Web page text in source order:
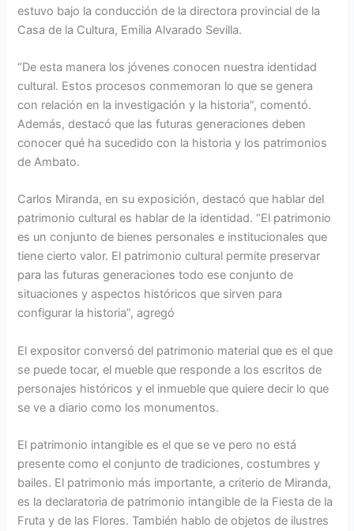
estuvo bajo la conducción de la directora provincial de la
Casa de la Cultura, Emilia Alvarado Sevilla.
“De esta manera los jóvenes conocen nuestra identidad
cultural. Estos procesos conmemoran lo que se genera
con relación en la investigación y la historia”, comentó.
Además, destacó que las futuras generaciones deben
conocer qué ha sucedido con la historia y los patrimonios
de Ambato.
Carlos Miranda, en su exposición, destacó que hablar del
patrimonio cultural es hablar de la identidad. “El patrimonio
es un conjunto de bienes personales e institucionales que
tiene cierto valor. El patrimonio cultural permite preservar
para las futuras generaciones todo ese conjunto de
situaciones y aspectos históricos que sirven para
configurar la historia”, agregó
El expositor conversó del patrimonio material que es el que
se puede tocar, el mueble que responde a los escritos de
personajes históricos y el inmueble que quiere decir lo que
se ve a diario como los monumentos.
El patrimonio intangible es el que se ve pero no está
presente como el conjunto de tradiciones, costumbres y
bailes. El patrimonio más importante, a criterio de Miranda,
es la declaratoria de patrimonio intangible de la Fiesta de la
Fruta y de las Flores. También hablo de objetos de ilustres